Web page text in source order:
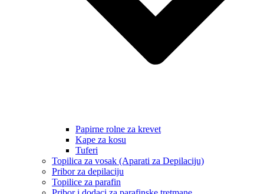
Papirne rolne za krevet
Kape za kosu
Tuferi
Topilica za vosak (Aparati za Depilaciju)
Pribor za depilaciju
Topilice za parafin